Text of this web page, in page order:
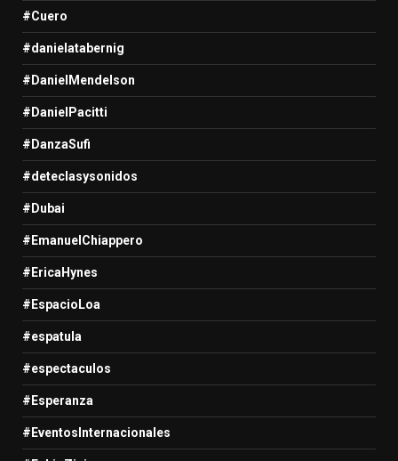
#Cuero
#danielatabernig
#DanielMendelson
#DanielPacitti
#DanzaSufi
#deteclasysonidos
#Dubai
#EmanuelChiappero
#EricaHynes
#EspacioLoa
#espatula
#espectaculos
#Esperanza
#EventosInternacionales